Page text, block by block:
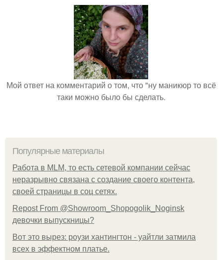
Мой ответ на комментарий о том, что "ну маникюр то всё
таки можно было бы сделать.
Популярные материалы
Работа в MLM, то есть сетевой компании сейчас
неразрывно связана с создание своего контента,
своей страницы в соц сетях.
Repost From @Showroom_Shopogolik_Noginsk
девочки выпускницы?
Вот это вырез: роузи хантингтон - уайтли затмила
всех в эффектном платьe.